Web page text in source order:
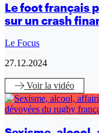
Le foot français
sur un crash
Le Focus
27.12.2024
Voirla vidéo